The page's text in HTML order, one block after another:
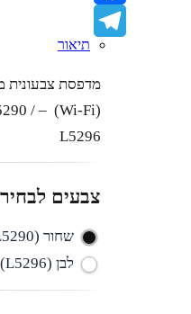
Facebook
Telegram
תיאור
/
L5296
צבעים
שחור (L5290)
לבן (L5296)